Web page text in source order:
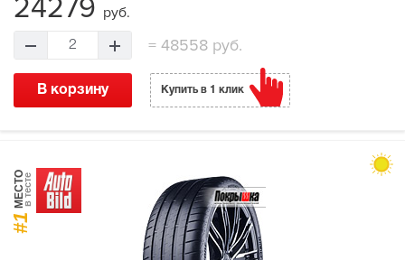
24279 руб.
2 =48558 руб.
В корзину Купить в 1 клик
#1
МЕСТОв тесте